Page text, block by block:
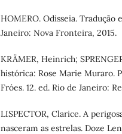
HOMERO. Odisseia. Tradução
Janeiro: Nova Fronteira, 2015.
KRÄMER, Heinrich;
histórica: Rose Marie Muraro.
Fróes. 12. ed. Rio de Janeiro:
LISPECTOR, Clarice. A
nasceram as estrelas. Doze